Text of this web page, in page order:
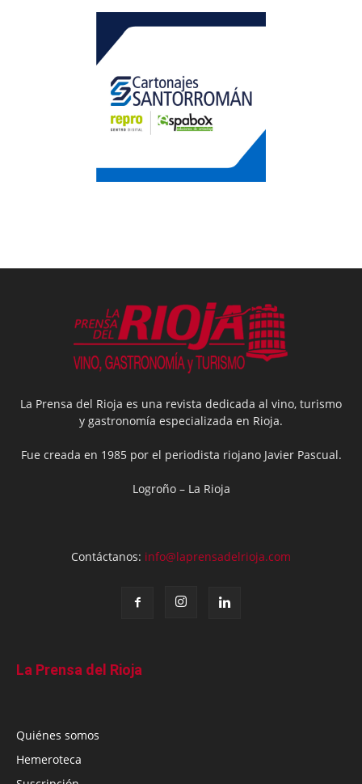
La Prensa del Rioja es una revista dedicada al vino, turismo
y gastronomía especializada en Rioja.
Fue creada en 1985 por el periodista riojano Javier Pascual.
Logroño – La Rioja
Contáctanos: info@laprensadelrioja.com
La Prensa del Rioja
Quiénes somos
Hemeroteca